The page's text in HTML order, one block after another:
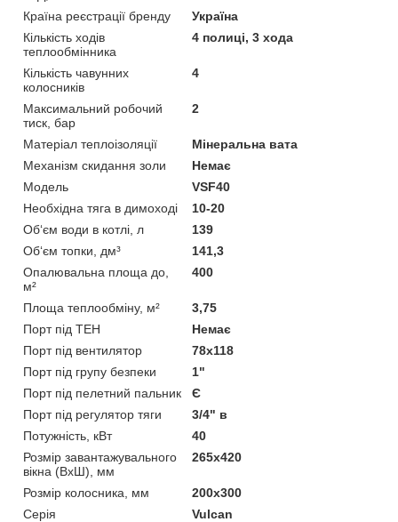
Країна реєстрації бренду
Україна
Кількість ходів
теплообмінника
4 полиці, 3 хода
Кількість чавунних
колосників
4
Максимальний робочий
тиск, бар
2
Матеріал теплоізоляції
Мінеральна вата
Механізм скидання золи
Немає
Мoдель
VSF40
Необхідна тяга в димоході
10-20
Об‘єм води в котлі, л
139
Об‘єм топки, дм³
141,3
Опалювальна площа до,
м²
400
Площа теплообміну, м²
3,75
Порт під ТЕН
Немає
Порт під вентилятор
78х118
Порт під групу безпеки
1"
Порт під пелетний пальник
Є
Порт під регулятор тяги
3/4" в
Потужність, кВт
40
Розмір завантажувального
вікна (ВхШ), мм
265х420
Розмір колосника, мм
200х300
Серія
Vulcan